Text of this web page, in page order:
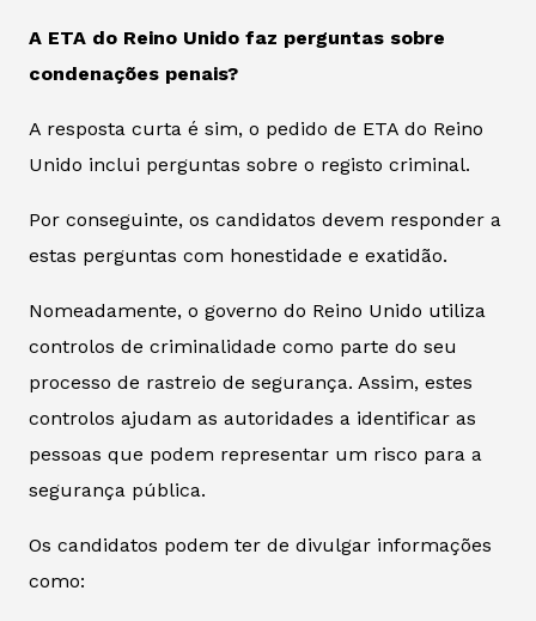
A ETA do Reino Unido faz perguntas sobre
condenações penais?
A resposta curta é sim, o pedido de ETA do Reino
Unido inclui perguntas sobre o registo criminal.
Por conseguinte, os candidatos devem responder a
estas perguntas com honestidade e exatidão.
Nomeadamente, o governo do Reino Unido utiliza
controlos de criminalidade como parte do seu
processo de rastreio de segurança. Assim, estes
controlos ajudam as autoridades a identificar as
pessoas que podem representar um risco para a
segurança pública.
Os candidatos podem ter de divulgar informações
como: